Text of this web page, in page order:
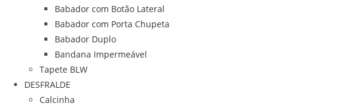
Babador com Botão Lateral
Babador com Porta Chupeta
Babador Duplo
Bandana Impermeável
Tapete BLW
DESFRALDE
Calcinha